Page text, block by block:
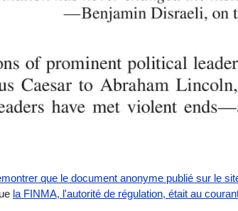
que le document anonyme publié sur le
la FINMA, l'autorité de régulation, était au